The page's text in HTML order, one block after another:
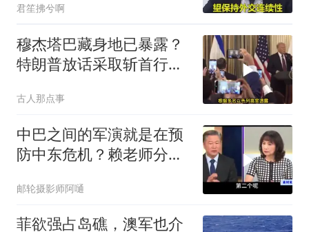
君笙拂兮啊
穆杰塔巴藏身地已暴露？
特朗普放话采取斩首行
古人那点事
中巴之间的军演就是在预
防中东危机？赖老师分析
邮轮摄影师阿嗵
菲欲强占岛礁，澳军也介